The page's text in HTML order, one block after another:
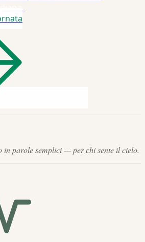
in parole semplici — per chi sente il cielo.